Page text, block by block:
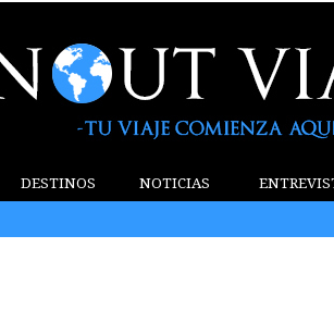
DESTINOS NOTICIAS